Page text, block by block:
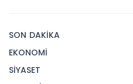
SON DAKİKA
EKONOMİ
SİYASET